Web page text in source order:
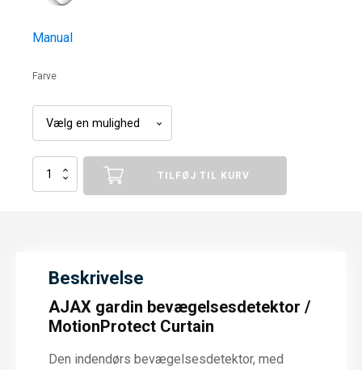
Manual
Farve
Ajax
MotionProtect
Curtain
TILFØJ TIL KURV
Beskrivelse
AJAX gardin bevægelsesdetektor /
MotionProtect Curtain
Den indendørs bevægelsesdetektor, med